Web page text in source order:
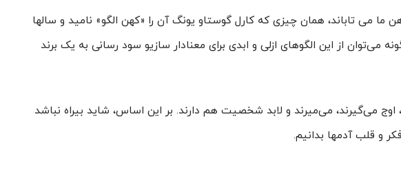
ما می تاباند، همان چیزی که کارل گوستاو یونگ آن را «کهن الگو» نامید و سالها
می‌توان از این الگوهای ازلی و ابدی برای معنادار سازیو سود رسانی به یک برند
اوج می‌گیرند، می‌میرند و لابد شخصیت هم دارند. بر این اساس، شاید بیراه نباشد
و قلب آدمها بدانیم.